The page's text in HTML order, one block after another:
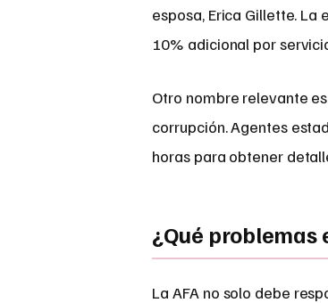
esposa, Erica Gillette.
10% adicional por
Otro nombre relevante es
corrupción. Agentes
horas para obtener
¿Qué problemas
La AFA no solo debe